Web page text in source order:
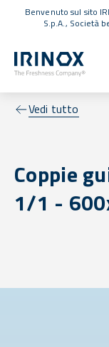
Benvenuto sul sito
S.p.A., Società
Vedi tutto
Coppie
1/1 -